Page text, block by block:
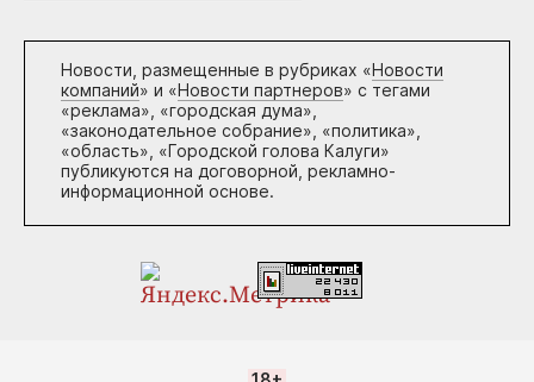
Новости, размещенные в рубриках «Новости
компаний» и «Новости партнеров» с тегами
«реклама», «городская дума»,
«законодательное собрание», «политика»,
«область», «Городской голова Калуги»
публикуются на договорной, рекламно-
информационной основе.